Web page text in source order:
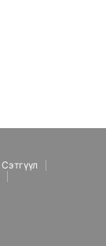
Сэтгүүл